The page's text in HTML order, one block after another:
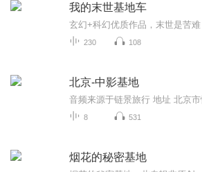
我的末世基地车
230 108
北京-中影基地
8 531
烟花的秘密基地